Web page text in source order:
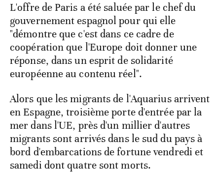
L'offre de Paris a été saluée par le chef du
gouvernement espagnol pour qui elle
"démontre que c'est dans ce cadre de
coopération que l'Europe doit donner une
réponse, dans un esprit de solidarité
européenne au contenu réel".
Alors que les migrants de l'Aquarius arrivent
en Espagne, troisième porte d'entrée par la
mer dans l'UE, près d'un millier d'autres
migrants sont arrivés dans le sud du pays à
bord d'embarcations de fortune vendredi et
samedi dont quatre sont morts.